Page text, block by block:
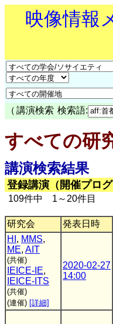
映像情報
（ 講演検索 検索語:
すべての研
講演検索結果
登録講演（開催プロ
109件中 1～20件目
研究会 発表日時
HI , MMS,
ME, AIT
(共催)
IEICE-IE,
IEICE-ITS
(共催)
(連催) [詳細]
2020-02-27
14:00